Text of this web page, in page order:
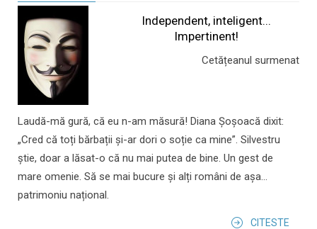
Independent, inteligent...
Impertinent!
Cetățeanul surmenat
Laudă-mă gură, că eu n-am măsură! Diana Șoșoacă dixit:
„Cred că toți bărbații și-ar dori o soție ca mine”. Silvestru
știe, doar a lăsat-o că nu mai putea de bine. Un gest de
mare omenie. Să se mai bucure și alți români de așa...
patrimoniu național.
CITESTE